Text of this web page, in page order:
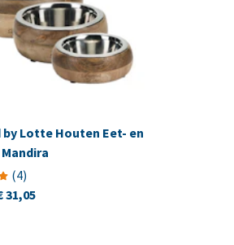
by Lotte Houten Eet- en
(4)
31,05